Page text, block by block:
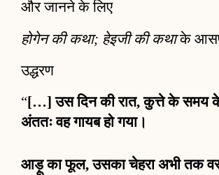
और जानने के लिए
होगेन की कथा; हेइजी की कथाके
उद्धरण
“[…] उस दिन की रात, कुत्ते के समय
अंततः वह गायब हो गया।
आड़ू का फूल, उसका चेहरा अभी तक